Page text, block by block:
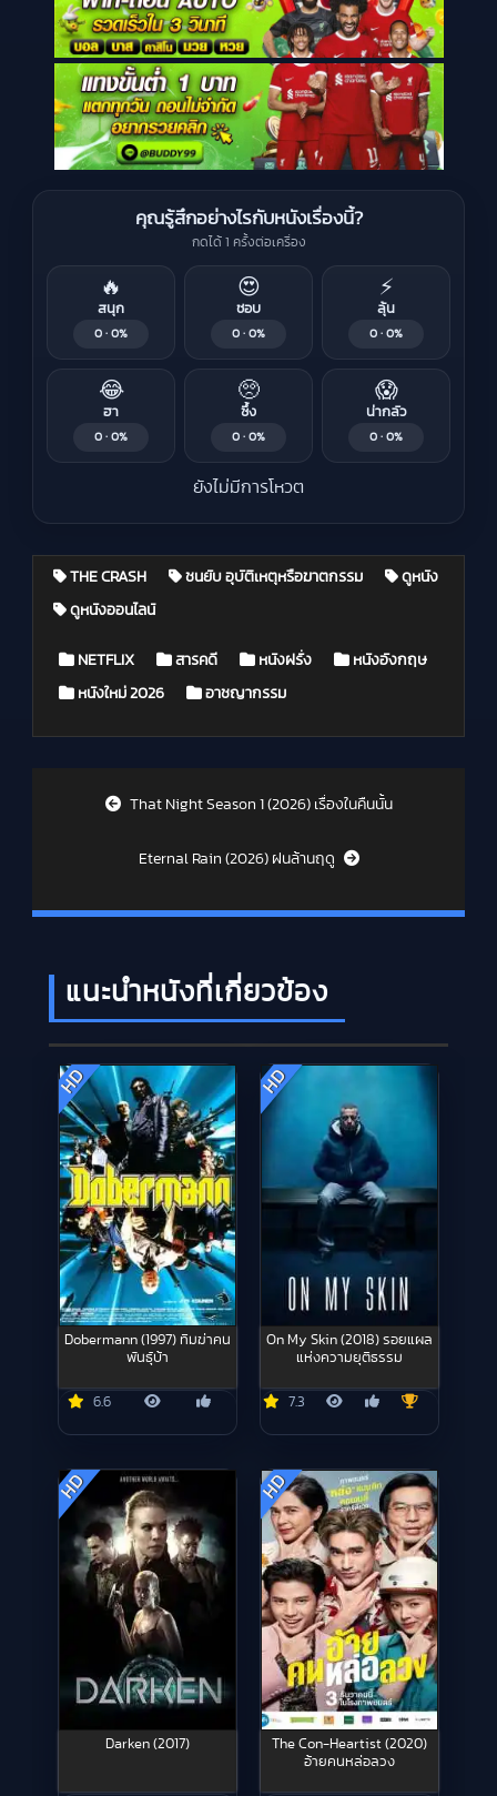
คุณรู้สึกอย่างไรกับหนังเรื่องนี้?
กดได้ 1 ครั้งต่อเครื่อง
🔥
สนุก
0 · 0%
😍
ชอบ
0 · 0%
⚡
ลุ้น
0 · 0%
😂
ฮา
0 · 0%
🥺
ซึ้ง
0 · 0%
😱
น่ากลัว
0 · 0%
ยังไม่มีการโหวต
THE CRASH ชนยับ อุบัติเหตุหรือฆาตกรรม ดูหนัง
ดูหนังออนไลน์
Posted in
NETFLIX สารคดี หนังฝรั่ง หนังอังกฤษ
หนังใหม่ 2026 อาชญากรรม
Post navigationThat Night Season 1 (2026) เรื่องในคืนนั้น
Eternal Rain (2026) ฝนล้านฤดู
แนะนำหนังที่เกี่ยวข้อง
HD
Dobermann (1997) ทีมฆ่าคน
พันธุ์บ้า
6.6
HD
On My Skin (2018) รอยแผล
แห่งความยุติธรรม
7.3
HD
Darken (2017)
HD
The Con-Heartist (2020)
อ้ายคนหล่อลวง